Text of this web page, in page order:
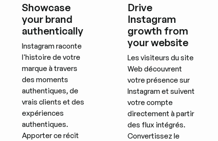
Showcase
your brand
authentically
Instagram raconte
l'histoire de votre
marque à travers
des moments
authentiques, de
vrais clients et des
expériences
authentiques.
Apporter ce récit
Drive
Instagram
growth from
your website
Les visiteurs du site
Web découvrent
votre présence sur
Instagram et suivent
votre compte
directement à partir
des flux intégrés.
Convertissez le